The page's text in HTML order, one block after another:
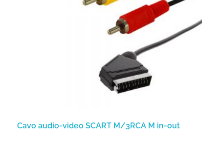
Cavo audio-video SCART M/3RCA M in-out